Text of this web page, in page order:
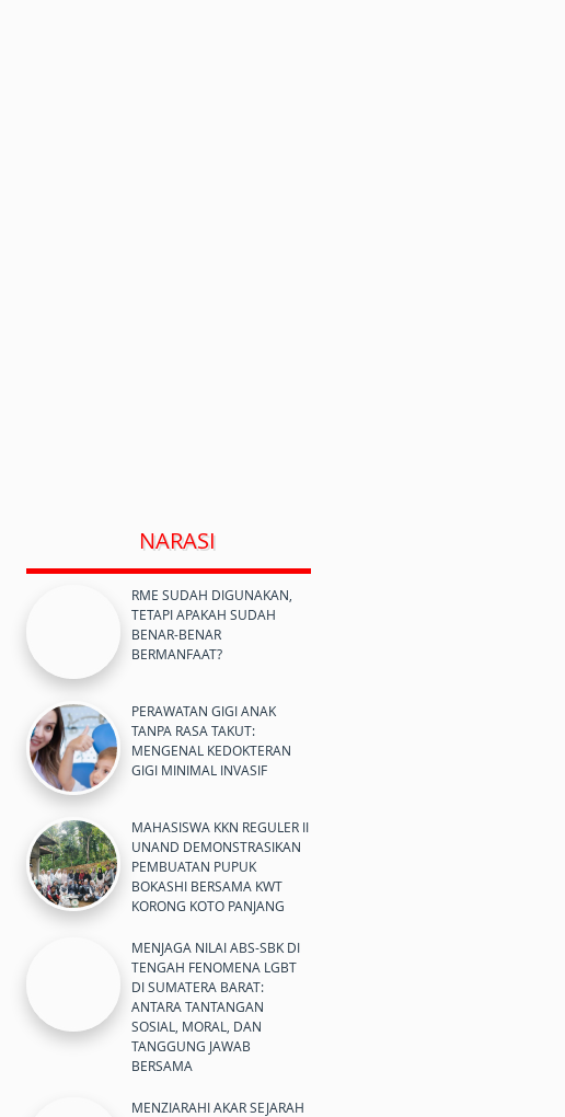
NARASI
RME SUDAH DIGUNAKAN,
TETAPI APAKAH SUDAH
BENAR-BENAR
BERMANFAAT?
PERAWATAN GIGI ANAK
TANPA RASA TAKUT:
MENGENAL KEDOKTERAN
GIGI MINIMAL INVASIF
MAHASISWA KKN REGULER II
UNAND DEMONSTRASIKAN
PEMBUATAN PUPUK
BOKASHI BERSAMA KWT
KORONG KOTO PANJANG
MENJAGA NILAI ABS-SBK DI
TENGAH FENOMENA LGBT
DI SUMATERA BARAT:
ANTARA TANTANGAN
SOSIAL, MORAL, DAN
TANGGUNG JAWAB
BERSAMA
MENZIARAHI AKAR SEJARAH